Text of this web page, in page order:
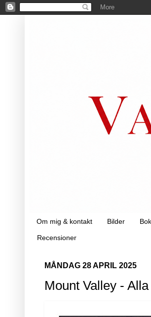
Om mig & kontakt Bilder
Recensioner
MÅNDAG 28 APRIL 2025
Mount Valley -